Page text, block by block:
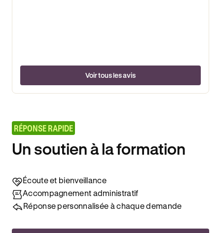
Voir tous les avis
RÉPONSE RAPIDE
Un soutien à la formation
Écoute et bienveillance
Accompagnement administratif
Réponse personnalisée à chaque demande